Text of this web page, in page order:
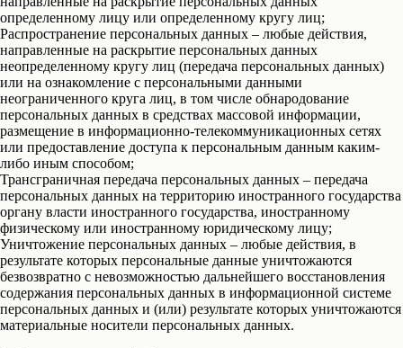
определенному лицу или определенному кругу лиц;
Распространение персональных данных – любые действия,
направленные на раскрытие персональных данных
неопределенному кругу лиц (передача персональных данных)
или на ознакомление с персональными данными
неограниченного круга лиц, в том числе обнародование
персональных данных в средствах массовой информации,
размещение в информационно-телекоммуникационных сетях
или предоставление доступа к персональным данным каким-
либо иным способом;
Трансграничная передача персональных данных – передача
персональных данных на территорию иностранного государства
органу власти иностранного государства, иностранному
физическому или иностранному юридическому лицу;
Уничтожение персональных данных – любые действия, в
результате которых персональные данные уничтожаются
безвозвратно с невозможностью дальнейшего восстановления
содержания персональных данных в информационной системе
персональных данных и (или) результате которых уничтожаются
материальные носители персональных данных.